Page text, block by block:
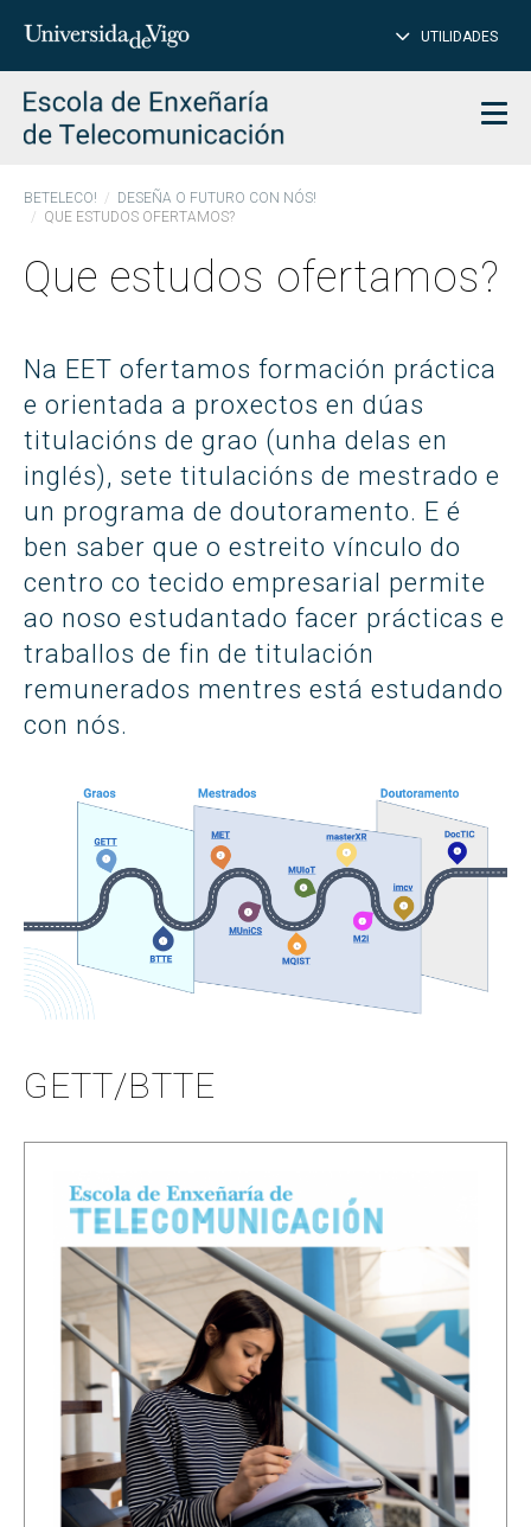
Introduce
para
buscar
UTILIDADES
BETELECO!
DESEÑA O FUTURO CON NÓS!
QUE ESTUDOS OFERTAMOS?
Que estudos ofertamos?
Na EET ofertamos formación práctica
e orientada a proxectos en dúas
titulacións de grao (unha delas en
inglés), sete titulacións de mestrado e
un programa de doutoramento. E é
ben saber que o estreito vínculo do
centro co tecido empresarial permite
ao noso estudantado facer prácticas e
traballos de fin de titulación
remunerados mentres está estudando
con nós.
GETT/BTTE